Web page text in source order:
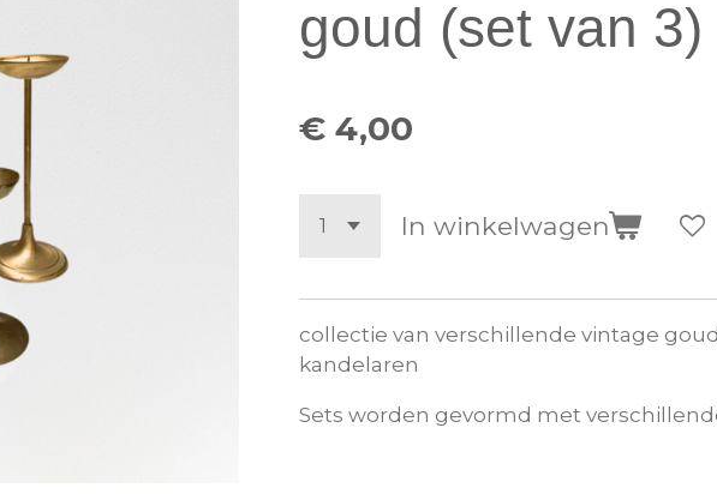
goud (set van 3)
€ 4,00
In winkelwagen
collectie van verschillende vintage
kandelaren
Sets worden gevormd met